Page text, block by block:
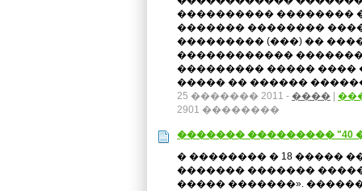
���������� �������� �
������� ��������
��������� (���) ��
������������
��������� ����� ����
����� �� ������
25 ������� 2011 - ����
2901 ��������
������� ��������� "40
� �������� � 18 �����
������� �������
����� �������».